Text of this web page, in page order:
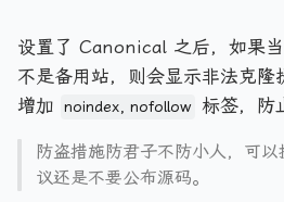
设置了 Canonical 之后，如果
不是备用站，则会显示非法克隆
增加 noindex, nofollow 标签，防
防盗措施防君子不防小人，可
议还是不要公布源码。